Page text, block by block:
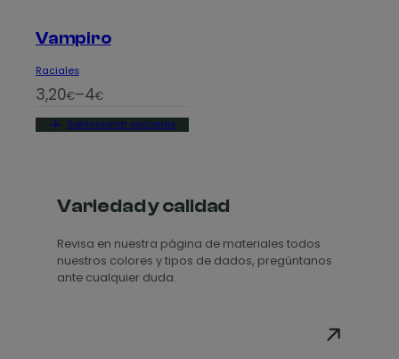
Vampiro
Raciales
3,20€–4€
R
a
n
Seleccionar opciones
Variedad y calidad
Revisa en nuestra página de materiales todos
nuestros colores y tipos de dados, pregúntanos
ante cualquier duda.